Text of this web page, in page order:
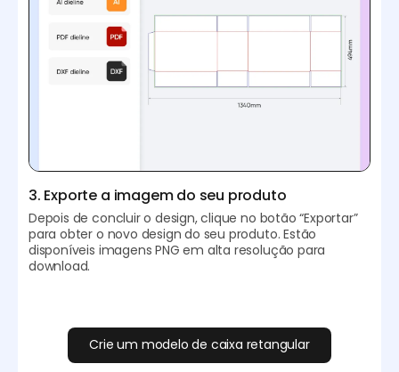
3. Exporte a imagem do seu produto
Depois de concluir o design, clique no botão “Exportar”
para obter o novo design do seu produto. Estão
disponíveis imagens PNG em alta resolução para
download.
Crie um modelo de caixa retangular